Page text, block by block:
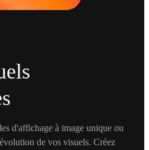
d'affichage à image unique ou
de vos visuels. Créez